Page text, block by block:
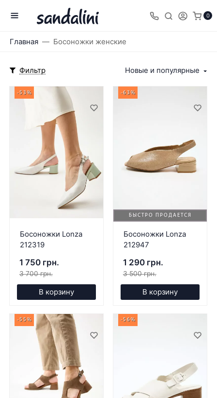
0
Главная Босоножки женские
Фильтр Новые и популярные
-53%
Босоножки Lonza
212319
1 750 грн.
3 700 грн.
В корзину
БЫСТРО ПРОДАЕТСЯ
-63%
Босоножки Lonza
212947
1 290 грн.
3 500 грн.
В корзину
-55% -56%